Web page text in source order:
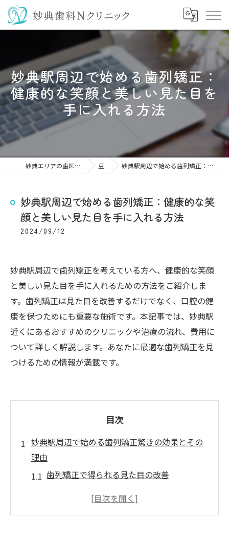
妙典駅周辺で始める歯列矯正：
健康的な笑顔と美しい見た目を
手に入れる方法
妙典エリアの歯医者なら妙典歯科Nクリニック 豆知識 妙典駅周辺で始める歯列矯正：健康的な笑顔と美しい見た目を手に入れる方法
妙典駅周辺で始める歯列矯正：健康的な笑
顔と美しい見た目を手に入れる方法
2024/09/12
妙典駅周辺で歯列矯正を考えている方へ、健康的な笑顔
と美しい見た目を手に入れるための方法をご紹介しま
す。歯列矯正は見た目を改善するだけでなく、口腔の健
康を保つためにも重要な施術です。本記事では、妙典駅
近くにあるおすすめのクリニックや治療の流れ、費用に
ついて詳しく解説します。あなたに最適な歯列矯正を見
つけるための情報が満載です。
目次
妙典駅周辺で始める歯列矯正驚きの効果とその
理由
歯列矯正で得られる見た目の改善
歯列矯正による口腔健康の向上